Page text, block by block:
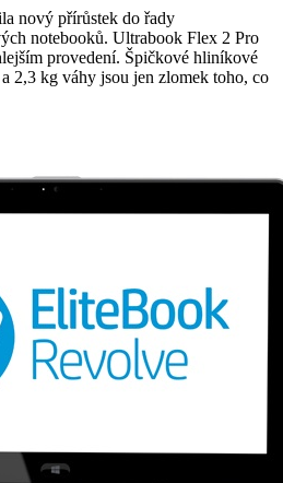
nový přírůstek do řady
notebooků. Ultrabook Flex 2 Pro
provedení. Špičkové hliníkové
2,3 kg váhy jsou jen zlomek toho, co